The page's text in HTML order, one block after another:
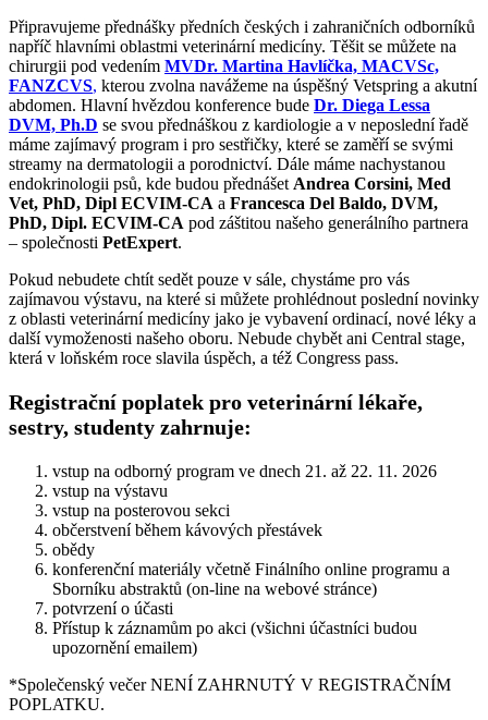
Připravujeme přednášky předních českých i zahraničních odborníků
napříč hlavními oblastmi veterinární medicíny. Těšit se můžete na
chirurgii pod vedením MVDr. Martina Havlíčka, MACVSc,
FANZCVS, kterou zvolna navážeme na úspěšný Vetspring a akutní
abdomen. Hlavní hvězdou konference bude Dr. Diega Lessa
DVM, Ph.D se svou přednáškou z kardiologie a v neposlední řadě
máme zajímavý program i pro sestřičky, které se zaměří se svými
streamy na dermatologii a porodnictví. Dále máme nachystanou
endokrinologii psů, kde budou přednášet Andrea Corsini, Med
Vet, PhD, Dipl ECVIM-CA a Francesca Del Baldo, DVM,
PhD, Dipl. ECVIM-CA pod záštitou našeho generálního partnera
– společnosti PetExpert.
Pokud nebudete chtít sedět pouze v sále, chystáme pro vás
zajímavou výstavu, na které si můžete prohlédnout poslední novinky
z oblasti veterinární medicíny jako je vybavení ordinací, nové léky a
další vymoženosti našeho oboru. Nebude chybět ani Central stage,
která v loňském roce slavila úspěch, a též Congress pass.
Registrační poplatek pro veterinární lékaře,
sestry, studenty zahrnuje:
vstup na odborný program ve dnech 21. až 22. 11. 2026
vstup na výstavu
vstup na posterovou sekci
občerstvení během kávových přestávek
obědy
konferenční materiály včetně Finálního online programu a
Sborníku abstraktů (on-line na webové stránce)
potvrzení o účasti
Přístup k záznamům po akci (všichni účastníci budou
upozornění emailem)
*Společenský večer NENÍ ZAHRNUTÝ V REGISTRAČNÍM
POPLATKU.